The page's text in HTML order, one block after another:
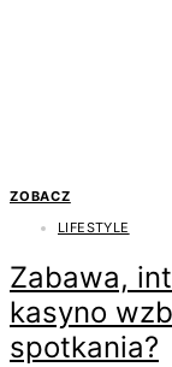
ZOBACZ
LIFESTYLE
Zabawa,
kasyno
spotkania?